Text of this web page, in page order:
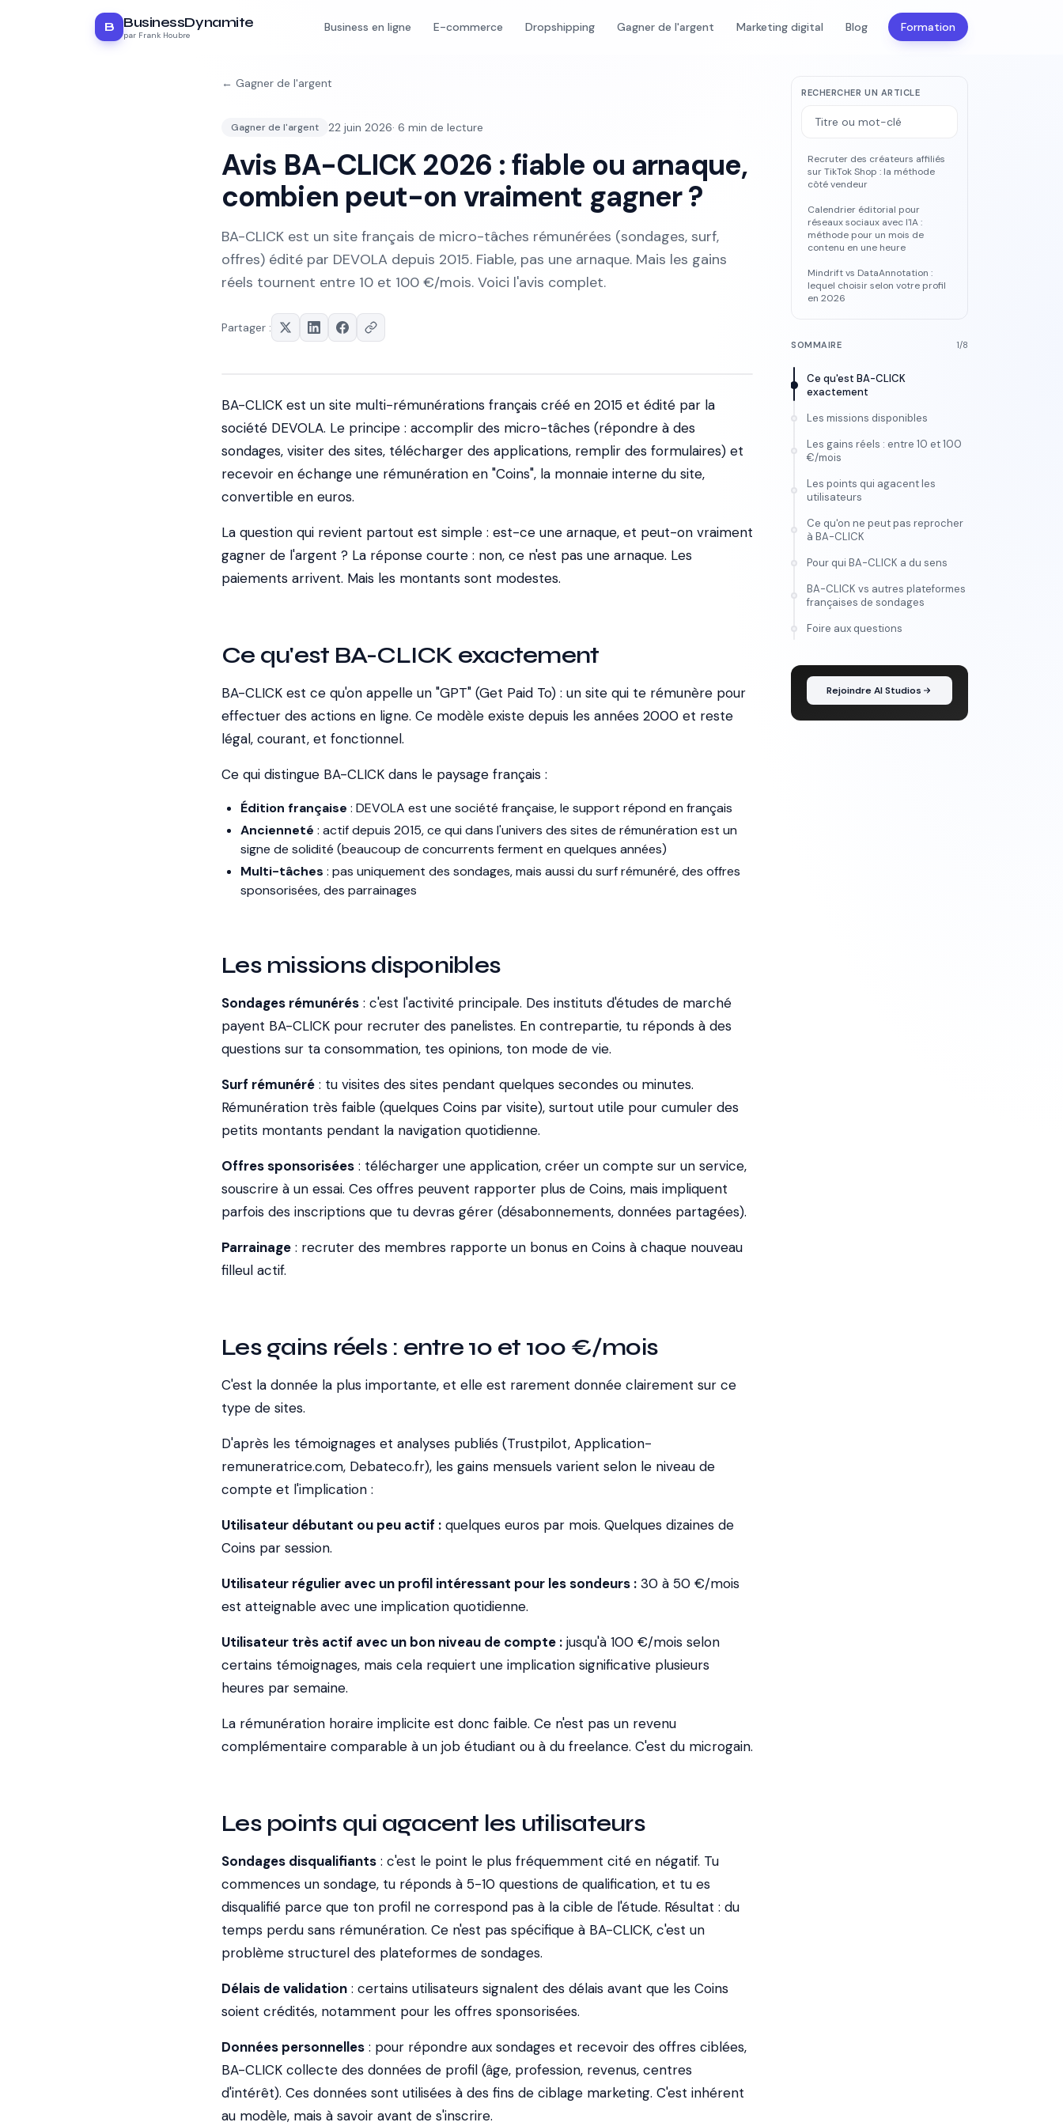
B BusinessDynamite
par Frank Houbre
Business en ligne E-commerce Dropshipping Gagner de l'argent Marketing digital Blog Formation
← Gagner de l'argent
Gagner de l'argent 22 juin 2026· 6 min de lecture
Avis BA-CLICK 2026 : fiable ou arnaque,
combien peut-on vraiment gagner ?
BA-CLICK est un site français de micro-tâches rémunérées (sondages, surf,
offres) édité par DEVOLA depuis 2015. Fiable, pas une arnaque. Mais les gains
réels tournent entre 10 et 100 €/mois. Voici l'avis complet.
Partager :
BA-CLICK est un site multi-rémunérations français créé en 2015 et édité par la
société DEVOLA. Le principe : accomplir des micro-tâches (répondre à des
sondages, visiter des sites, télécharger des applications, remplir des formulaires) et
recevoir en échange une rémunération en "Coins", la monnaie interne du site,
convertible en euros.
La question qui revient partout est simple : est-ce une arnaque, et peut-on vraiment
gagner de l'argent ? La réponse courte : non, ce n'est pas une arnaque. Les
paiements arrivent. Mais les montants sont modestes.
Ce qu'est BA-CLICK exactement
BA-CLICK est ce qu'on appelle un "GPT" (Get Paid To) : un site qui te rémunère pour
effectuer des actions en ligne. Ce modèle existe depuis les années 2000 et reste
légal, courant, et fonctionnel.
Ce qui distingue BA-CLICK dans le paysage français :
Édition française : DEVOLA est une société française, le support répond en français
Ancienneté : actif depuis 2015, ce qui dans l'univers des sites de rémunération est un
signe de solidité (beaucoup de concurrents ferment en quelques années)
Multi-tâches : pas uniquement des sondages, mais aussi du surf rémunéré, des offres
sponsorisées, des parrainages
Les missions disponibles
Sondages rémunérés : c'est l'activité principale. Des instituts d'études de marché
payent BA-CLICK pour recruter des panelistes. En contrepartie, tu réponds à des
questions sur ta consommation, tes opinions, ton mode de vie.
Surf rémunéré : tu visites des sites pendant quelques secondes ou minutes.
Rémunération très faible (quelques Coins par visite), surtout utile pour cumuler des
petits montants pendant la navigation quotidienne.
Offres sponsorisées : télécharger une application, créer un compte sur un service,
souscrire à un essai. Ces offres peuvent rapporter plus de Coins, mais impliquent
parfois des inscriptions que tu devras gérer (désabonnements, données partagées).
Parrainage : recruter des membres rapporte un bonus en Coins à chaque nouveau
filleul actif.
Les gains réels : entre 10 et 100 €/mois
C'est la donnée la plus importante, et elle est rarement donnée clairement sur ce
type de sites.
D'après les témoignages et analyses publiés (Trustpilot, Application-
remuneratrice.com, Debateco.fr), les gains mensuels varient selon le niveau de
compte et l'implication :
Utilisateur débutant ou peu actif : quelques euros par mois. Quelques dizaines de
Coins par session.
Utilisateur régulier avec un profil intéressant pour les sondeurs : 30 à 50 €/mois
est atteignable avec une implication quotidienne.
Utilisateur très actif avec un bon niveau de compte : jusqu'à 100 €/mois selon
certains témoignages, mais cela requiert une implication significative plusieurs
heures par semaine.
La rémunération horaire implicite est donc faible. Ce n'est pas un revenu
complémentaire comparable à un job étudiant ou à du freelance. C'est du microgain.
Les points qui agacent les utilisateurs
Sondages disqualifiants : c'est le point le plus fréquemment cité en négatif. Tu
commences un sondage, tu réponds à 5-10 questions de qualification, et tu es
disqualifié parce que ton profil ne correspond pas à la cible de l'étude. Résultat : du
temps perdu sans rémunération. Ce n'est pas spécifique à BA-CLICK, c'est un
problème structurel des plateformes de sondages.
Délais de validation : certains utilisateurs signalent des délais avant que les Coins
soient crédités, notamment pour les offres sponsorisées.
Données personnelles : pour répondre aux sondages et recevoir des offres ciblées,
BA-CLICK collecte des données de profil (âge, profession, revenus, centres
d'intérêt). Ces données sont utilisées à des fins de ciblage marketing. C'est inhérent
au modèle, mais à savoir avant de s'inscrire.
RECHERCHER UN ARTICLE
Recruter des créateurs affiliés
sur TikTok Shop : la méthode
côté vendeur
Calendrier éditorial pour
réseaux sociaux avec l'IA :
méthode pour un mois de
contenu en une heure
Mindrift vs DataAnnotation :
lequel choisir selon votre profil
en 2026
SOMMAIRE 1/8
Ce qu'est BA-CLICK
exactement
Les missions disponibles
Les gains réels : entre 10 et 100
€/mois
Les points qui agacent les
utilisateurs
Ce qu'on ne peut pas reprocher
à BA-CLICK
Pour qui BA-CLICK a du sens
BA-CLICK vs autres plateformes
françaises de sondages
Foire aux questions
Rejoindre AI Studios